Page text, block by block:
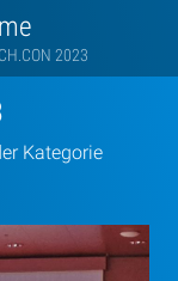
2023
Kategorie